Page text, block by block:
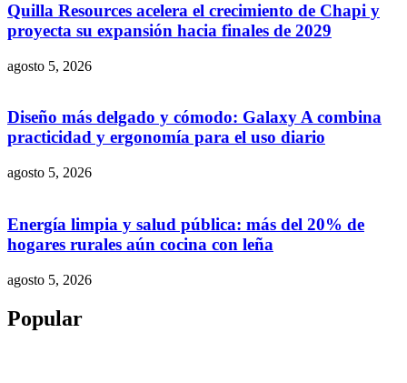
Quilla Resources acelera el crecimiento de Chapi y
proyecta su expansión hacia finales de 2029
agosto 5, 2026
Diseño más delgado y cómodo: Galaxy A combina
practicidad y ergonomía para el uso diario
agosto 5, 2026
Energía limpia y salud pública: más del 20% de
hogares rurales aún cocina con leña
agosto 5, 2026
Popular